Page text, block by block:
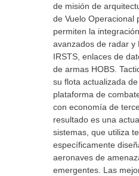
de misión de
de Vuelo Operacional
permiten la
avanzados de radar y
IRSTS, enlaces de
de armas HOBS.
su flota actualizada
plataforma de
con economía de
resultado es una
sistemas, que utiliza
específicamente
aeronaves de
emergentes. Las